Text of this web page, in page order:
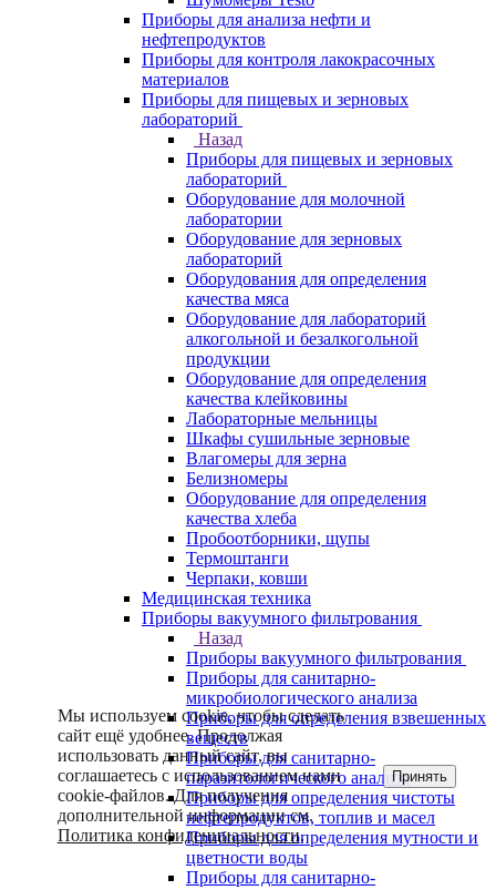
Приборы для анализа нефти и
нефтепродуктов
Приборы для контроля лакокрасочных
материалов
Приборы для пищевых и зерновых
лабораторий
Назад
Приборы для пищевых и зерновых
лабораторий
Оборудование для молочной
лаборатории
Оборудование для зерновых
лабораторий
Оборудования для определения
качества мяса
Оборудование для лабораторий
алкогольной и безалкогольной
продукции
Оборудование для определения
качества клейковины
Лабораторные мельницы
Шкафы сушильные зерновые
Влагомеры для зерна
Белизномеры
Оборудование для определения
качества хлеба
Пробоотборники, щупы
Термоштанги
Черпаки, ковши
Медицинская техника
Приборы вакуумного фильтрования
Назад
Приборы вакуумного фильтрования
Приборы для санитарно-
микробиологического анализа
Приборы для определения взвешенных
веществ
Приборы для санитарно-
паразитологического анализа
Приборы для определения чистоты
нефтепродуктов, топлив и масел
Приборы для определения мутности и
цветности воды
Приборы для санитарно-
Мы используем cookie, чтобы сделать
сайт ещё удобнее. Продолжая
использовать данный сайт, вы
соглашаетесь с использованием нами
cookie-файлов. Для получения
дополнительной информации см.
Политика конфиденциальности.
Принять